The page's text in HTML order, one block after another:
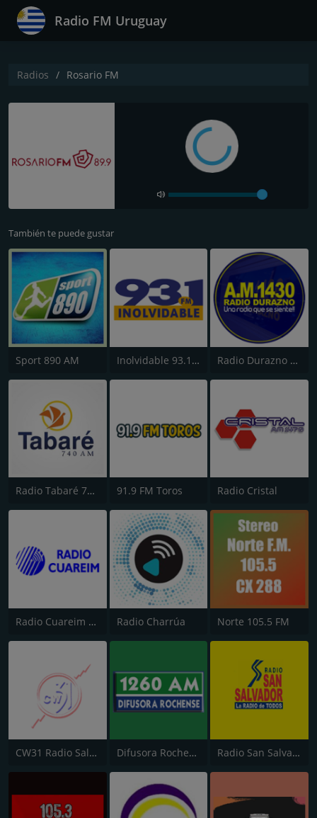
Radio FM Uruguay
Radios Rosario FM
También te puede gustar
Sport 890 AM Inolvidable 93.1 FM Radio Durazno 1430 AM
Radio Tabaré 740 AM 91.9 FM Toros Radio Cristal
Radio Cuareim 1270 AM Radio Charrúa Norte 105.5 FM
CW31 Radio Salto 1120 AM Difusora Rochense 1260 AM Radio San Salvador